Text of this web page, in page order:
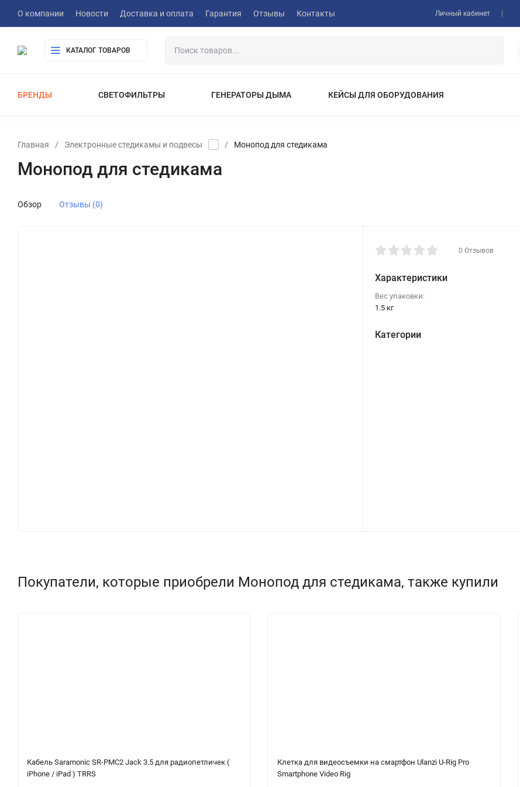
О компании Новости Доставка и оплата Гарантия Отзывы Контакты Личный кабинет
КАТАЛОГ ТОВАРОВ
БРЕНДЫ СВЕТОФИЛЬТРЫ ГЕНЕРАТОРЫ ДЫМА
КЕЙСЫ ДЛЯ ОБОРУДОВАНИЯ
ЗВУКОВОЕ ОБОРУДОВАНИЕ
ВИДЕОСЕНДЕРЫ СИСТЕМЫ БЕСПРОВОДНОЙ ПЕРЕДАЧИ ВИДЕО
СЛАЙДЕРЫ ДЛЯ ВИДЕОСЪЕМКИ
Главная / Электронные стедикамы и подвесы / Монопод для стедикама
Монопод для стедикама
Обзор Отзывы (0)
0 Отзывов
Характеристики
Вес упаковки:
1.5 кг
Категории
Покупатели, которые приобрели Монопод для стедикама, также купили
Кабель Saramonic SR-PMC2 Jack 3.5 для радиопетличек (
iPhone / iPad ) TRRS
Клетка для видеосъемки на смартфон Ulanzi U-Rig Pro
Smartphone Video Rig